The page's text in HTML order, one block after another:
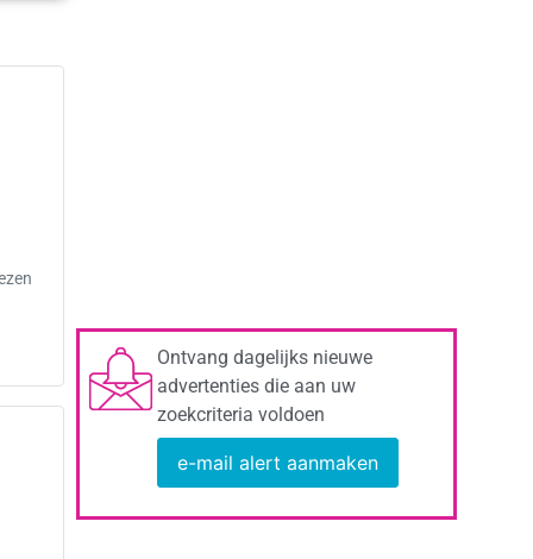
Ontvang dagelijks nieuwe
advertenties die aan uw
zoekcriteria voldoen
e-mail alert aanmaken